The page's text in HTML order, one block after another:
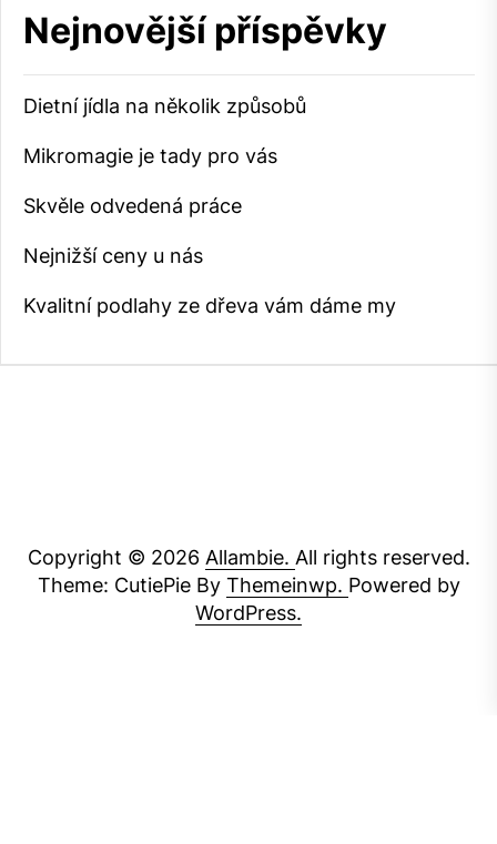
Nejnovější příspěvky
Dietní jídla na několik způsobů
Mikromagie je tady pro vás
Skvěle odvedená práce
Nejnižší ceny u nás
Kvalitní podlahy ze dřeva vám dáme my
Copyright © 2026 Allambie. All rights reserved.
Theme: CutiePie By Themeinwp. Powered by
WordPress.